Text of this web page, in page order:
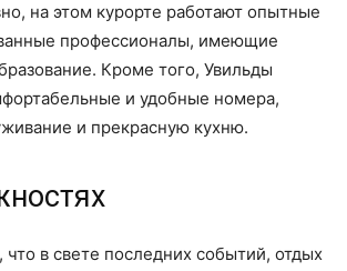
на этом курорте работают опытные
профессионалы, имеющие
Кроме того, Увильды
и удобные номера,
и прекрасную кухню.
что в свете последних событий, отдых